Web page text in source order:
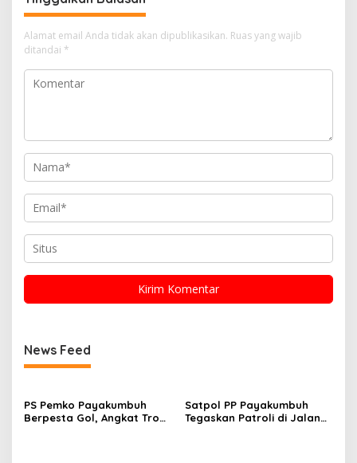
Alamat email Anda tidak akan dipublikasikan. Ruas yang wajib
ditandai *
News Feed
PS Pemko Payakumbuh
Berpesta Gol, Angkat Trofi
Satpol PP Payakumbuh
Tegaskan Patroli di Jalan